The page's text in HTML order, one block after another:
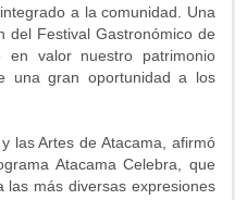
a la comunidad. Una
del Festival Gastronómico de
valor nuestro patrimonio
una gran oportunidad a los
las Artes de Atacama, afirmó
Atacama Celebra, que
más diversas expresiones